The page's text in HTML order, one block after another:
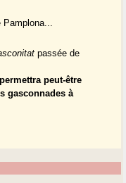
Pamplona...
passée de
peut-être
gasconnades à